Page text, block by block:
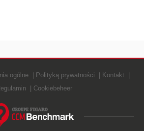
ogólne Polityką prywatności
Kontakt
Cookiebeheer